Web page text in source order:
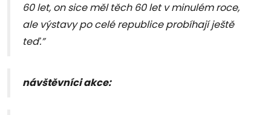
60 let, on sice měl těch 60 let v minulém roce,
ale výstavy po celé republice probíhají ještě
teď.”
návštěvníci akce: